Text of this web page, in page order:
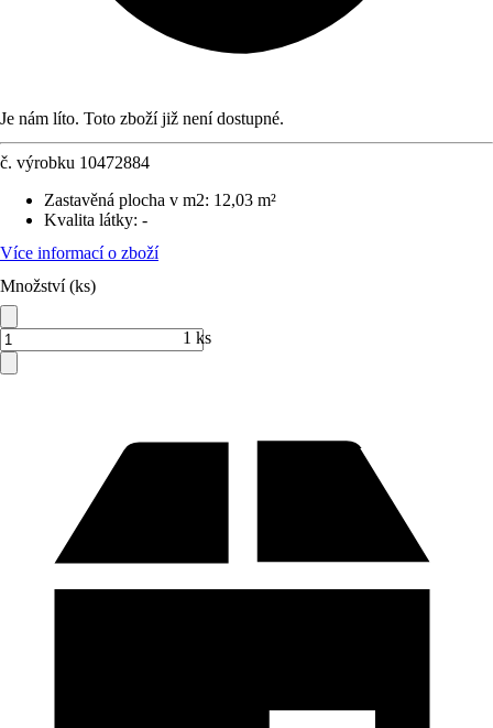
Je nám líto. Toto zboží již není dostupné.
č. výrobku 10472884
Zastavěná plocha v m2: 12,03 m²
Kvalita látky: -
Více informací o zboží
Množství (ks)
1 ks